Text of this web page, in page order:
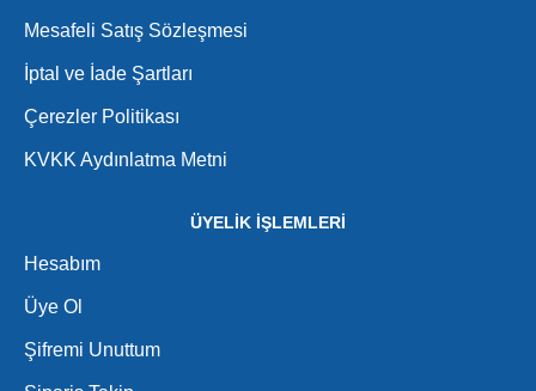
Mesafeli Satış Sözleşmesi
İptal ve İade Şartları
Çerezler Politikası
KVKK Aydınlatma Metni
ÜYELİK İŞLEMLERİ
Hesabım
Üye Ol
Şifremi Unuttum